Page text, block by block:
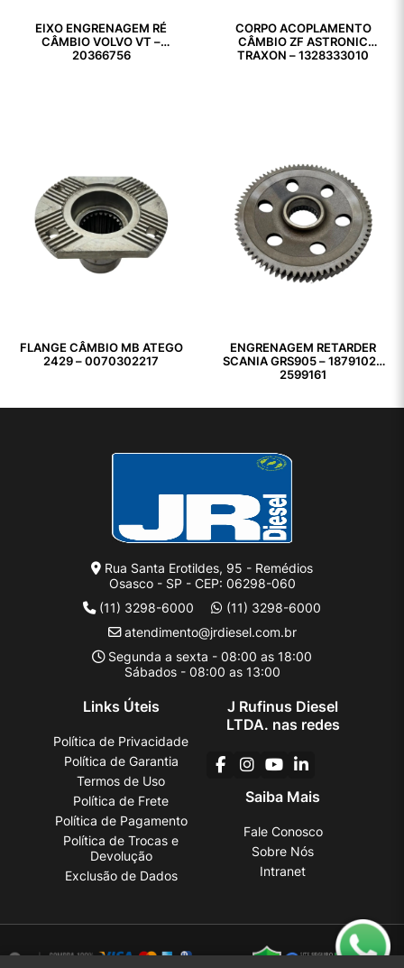
EIXO ENGRENAGEM RÉ
CÂMBIO VOLVO VT –
20366756
CORPO ACOPLAMENTO
CÂMBIO ZF ASTRONIC
TRAXON – 1328333010
FLANGE CÂMBIO MB ATEGO
2429 – 0070302217
ENGRENAGEM RETARDER
SCANIA GRS905 – 1879102 /
2599161
Rua Santa Erotildes, 95 - Remédios
Osasco - SP - CEP: 06298-060
(11) 3298-6000
(11) 3298-6000
atendimento@jrdiesel.com.br
Segunda a sexta - 08:00 as 18:00
Sábados - 08:00 as 13:00
Links Úteis
Política de Privacidade
Política de Garantia
Termos de Uso
Política de Frete
Política de Pagamento
Política de Trocas e
Devolução
Exclusão de Dados
J Rufinus Diesel
LTDA. nas redes
Saiba Mais
Fale Conosco
Sobre Nós
Intranet